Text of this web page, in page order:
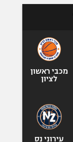
מכבי ראשון
לציון
עירוני נס